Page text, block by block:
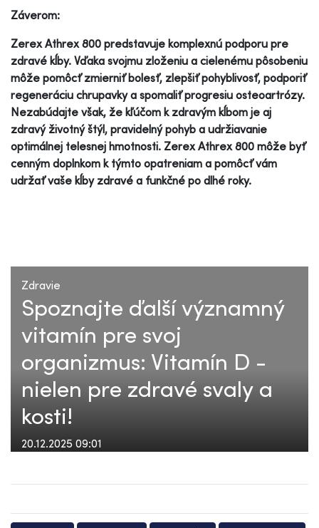
Záverom:
Zerex Athrex 800 predstavuje komplexnú podporu pre
zdravé kĺby. Vďaka svojmu zloženiu a cielenému pôsobeniu
môže pomôcť zmierniť bolesť, zlepšiť pohyblivosť, podporiť
regeneráciu chrupavky a spomaliť progresiu osteoartrózy.
Nezabúdajte však, že kľúčom k zdravým kĺbom je aj
zdravý životný štýl, pravidelný pohyb a udržiavanie
optimálnej telesnej hmotnosti. Zerex Athrex 800 môže byť
cenným doplnkom k týmto opatreniam a pomôcť vám
udržať vaše kĺby zdravé a funkčné po dlhé roky.
Zdravie
Spoznajte ďalší významný
vitamín pre svoj
organizmus: Vitamín D -
nielen pre zdravé svaly a
kosti!
20.12.2025 09:01